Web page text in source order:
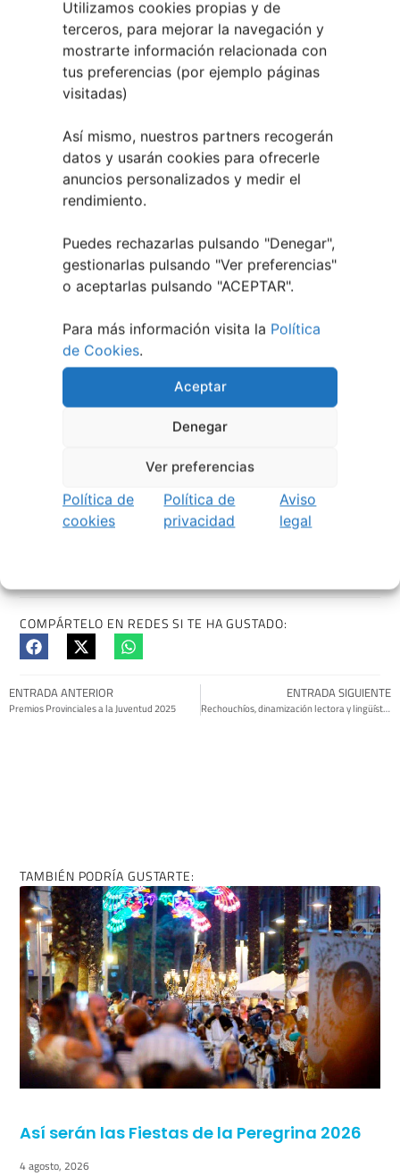
Utilizamos cookies propias y de
terceros, para mejorar la navegación y
mostrarte información relacionada con
tus preferencias (por ejemplo páginas
visitadas)
Así mismo, nuestros partners recogerán
datos y usarán cookies para ofrecerle
anuncios personalizados y medir el
rendimiento.
Puedes rechazarlas pulsando "Denegar",
gestionarlas pulsando "Ver preferencias"
o aceptarlas pulsando "ACEPTAR".
Para más información visita la Política
de Cookies.
Aceptar
Denegar
Ver preferencias
Política de
cookies
Política de
privacidad
Aviso
legal
mes de la lengua Gallega
en Pontevedra
COMPÁRTELO EN REDES SI TE HA GUSTADO:
ENTRADA ANTERIOR
Premios Provinciales a la Juventud 2025
ENTRADA SIGUIENTE
Rechouchíos, dinamización lectora y lingüística de Moaña
TAMBIÉN PODRÍA GUSTARTE:
Así serán las Fiestas de la Peregrina 2026
4 agosto, 2026